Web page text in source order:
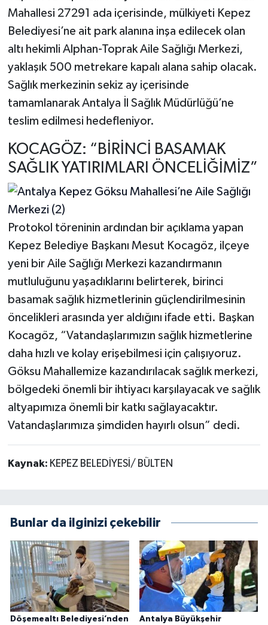
Mahallesi 27291 ada içerisinde, mülkiyeti Kepez
Belediyesi’ne ait park alanına inşa edilecek olan
altı hekimli Alphan-Toprak Aile Sağlığı Merkezi,
yaklaşık 500 metrekare kapalı alana sahip olacak.
Sağlık merkezinin sekiz ay içerisinde
tamamlanarak Antalya İl Sağlık Müdürlüğü’ne
teslim edilmesi hedefleniyor.
KOCAGÖZ: “BİRİNCİ BASAMAK
SAĞLIK YATIRIMLARI ÖNCELİĞİMİZ”
Protokol töreninin ardından bir açıklama yapan
Kepez Belediye Başkanı Mesut Kocagöz, ilçeye
yeni bir Aile Sağlığı Merkezi kazandırmanın
mutluluğunu yaşadıklarını belirterek, birinci
basamak sağlık hizmetlerinin güçlendirilmesinin
öncelikleri arasında yer aldığını ifade etti. Başkan
Kocagöz, “Vatandaşlarımızın sağlık hizmetlerine
daha hızlı ve kolay erişebilmesi için çalışıyoruz.
Göksu Mahallemize kazandırılacak sağlık merkezi,
bölgedeki önemli bir ihtiyacı karşılayacak ve sağlık
altyapımıza önemli bir katkı sağlayacaktır.
Vatandaşlarımıza şimdiden hayırlı olsun” dedi.
Kaynak: KEPEZ BELEDİYESİ/ BÜLTEN
Bunlar da ilginizi çekebilir
Döşemealtı Belediyesi’nden
Antalya Büyükşehir